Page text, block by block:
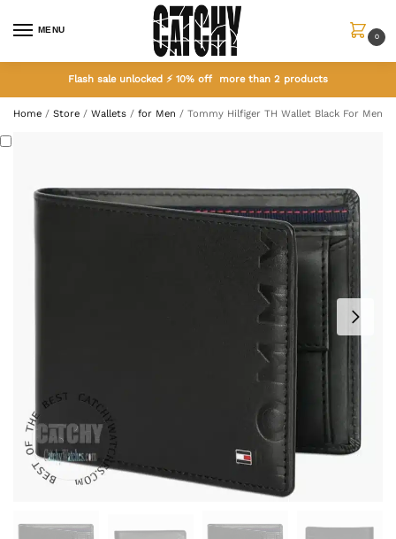
MENU
0
Flash sale unlocked ⚡ 10% off more than 2 products
Home / Store / Wallets / for Men / Tommy Hilfiger TH Wallet Black For Men